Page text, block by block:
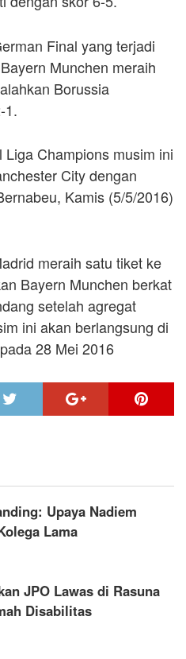
Final yang terjadi
Munchen meraih
Borussia
1.
Champions musim ini
City dengan
Kamis (5/5/2016)
meraih satu tiket ke
Bayern Munchen berkat
setelah agregat
ini akan berlangsung di
28 Mei 2016
Upaya Nadiem
Lama
JPO Lawas di Rasuna
Disabilitas